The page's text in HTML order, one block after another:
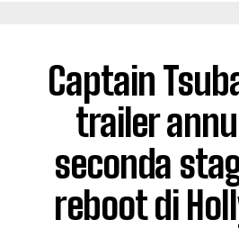
Captain
trailer
seconda
reboot di